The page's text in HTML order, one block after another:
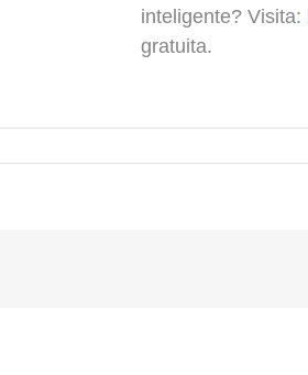
inteligente? Visita:
gratuita.